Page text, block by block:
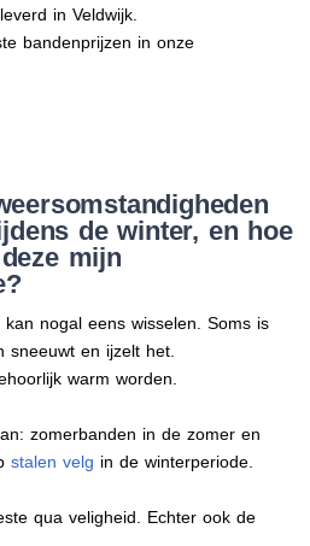
in Veldwijk.
bandenprijzen in onze
de winter, en hoe
mijn
kan nogal eens wisselen. Soms is
sneeuwt en ijzelt het.
warm worden.
zomerbanden in de zomer en
stalen velg in de winterperiode.
qua veligheid. Echter ook de